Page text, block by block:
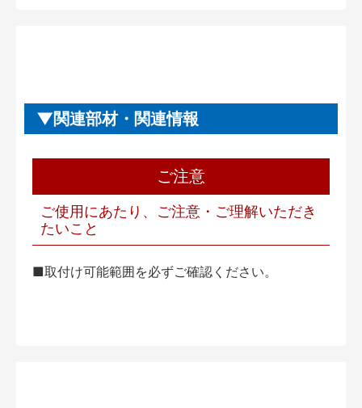
関連部材・関連情報
ご注意
ご使用にあたり、ご注意・ご理解いただき
たいこと
■取付け可能範囲を必ずご確認ください。